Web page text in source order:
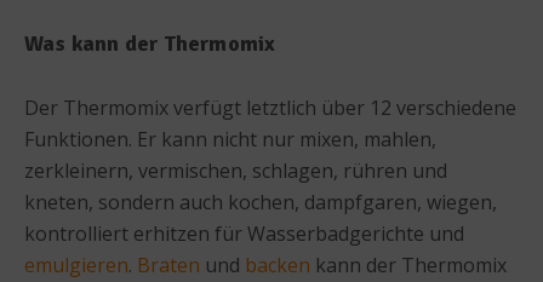
Was kann der Thermomix
Der Thermomix verfügt letztlich über 12 verschiedene
Funktionen. Er kann nicht nur mixen, mahlen,
zerkleinern, vermischen, schlagen, rühren und
kneten, sondern auch kochen, dampfgaren, wiegen,
kontrolliert erhitzen für Wasserbadgerichte und
emulgieren. Braten und backen kann der Thermomix